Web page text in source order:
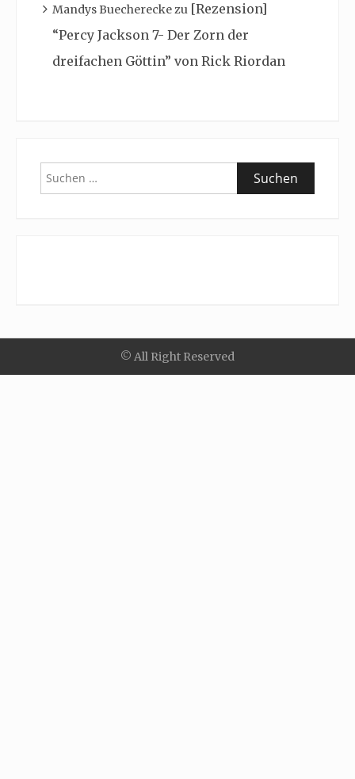
Mandys Buechereckezu [Rezension]
“Percy Jackson 7- Der Zorn der
dreifachen Göttin” von Rick Riordan
Suchen
nach:
© All Right Reserved